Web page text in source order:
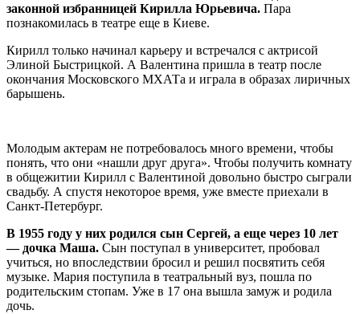
законной избранницей Кирилла Юрьевича. Пара
познакомилась в театре еще в Киеве.
Кирилл только начинал карьеру и встречался с актрисой
Элиной Быстрицкой. А Валентина пришла в театр после
окончания Московского МХАТа и играла в образах лиричных
барышень.
Молодым актерам не потребовалось много времени, чтобы
понять, что они «нашли друг друга». Чтобы получить комнату
в общежитии Кирилл с Валентиной довольно быстро сыграли
свадьбу. А спустя некоторое время, уже вместе приехали в
Санкт-Петербург.
В 1955 году у них родился сын Сергей, а еще через 10 лет
— дочка Маша. Сын поступал в университет, пробовал
учиться, но впоследствии бросил и решил посвятить себя
музыке. Мария поступила в театральный вуз, пошла по
родительским стопам. Уже в 17 она вышла замуж и родила
дочь.